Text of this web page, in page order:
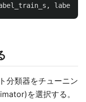
,
分類器をチューニン
を選択する。